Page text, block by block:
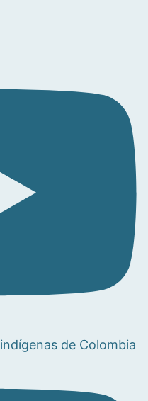
indígenas de Colombia